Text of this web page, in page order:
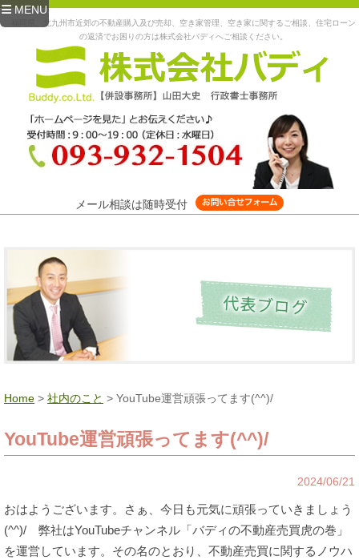
MENU
福岡県、北九州市近郊の不動産購入及び売却、空き家管理、空き家に関するご相談、住宅ローン
の返済でお困りの方は株式会社バディへご相談ください。
メール相談は随時受付
Home > 社内のこと > YouTube運営頑張ってます(^^)/
YouTube運営頑張ってます(^^)/
2024/06/21
おはようございます。さぁ、今日も元気に頑張っていきましょう
(^^)/ 弊社はYouTubeチャンネル「バディの不動産売買虎の巻」
を運営しています。その名のとおり、不動産売買に関するノウハ